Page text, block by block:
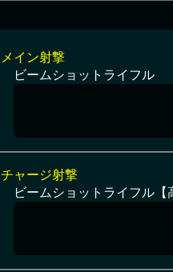
メイン射撃
ビームショットライフル
チャージ射撃
ビームショットライフル【